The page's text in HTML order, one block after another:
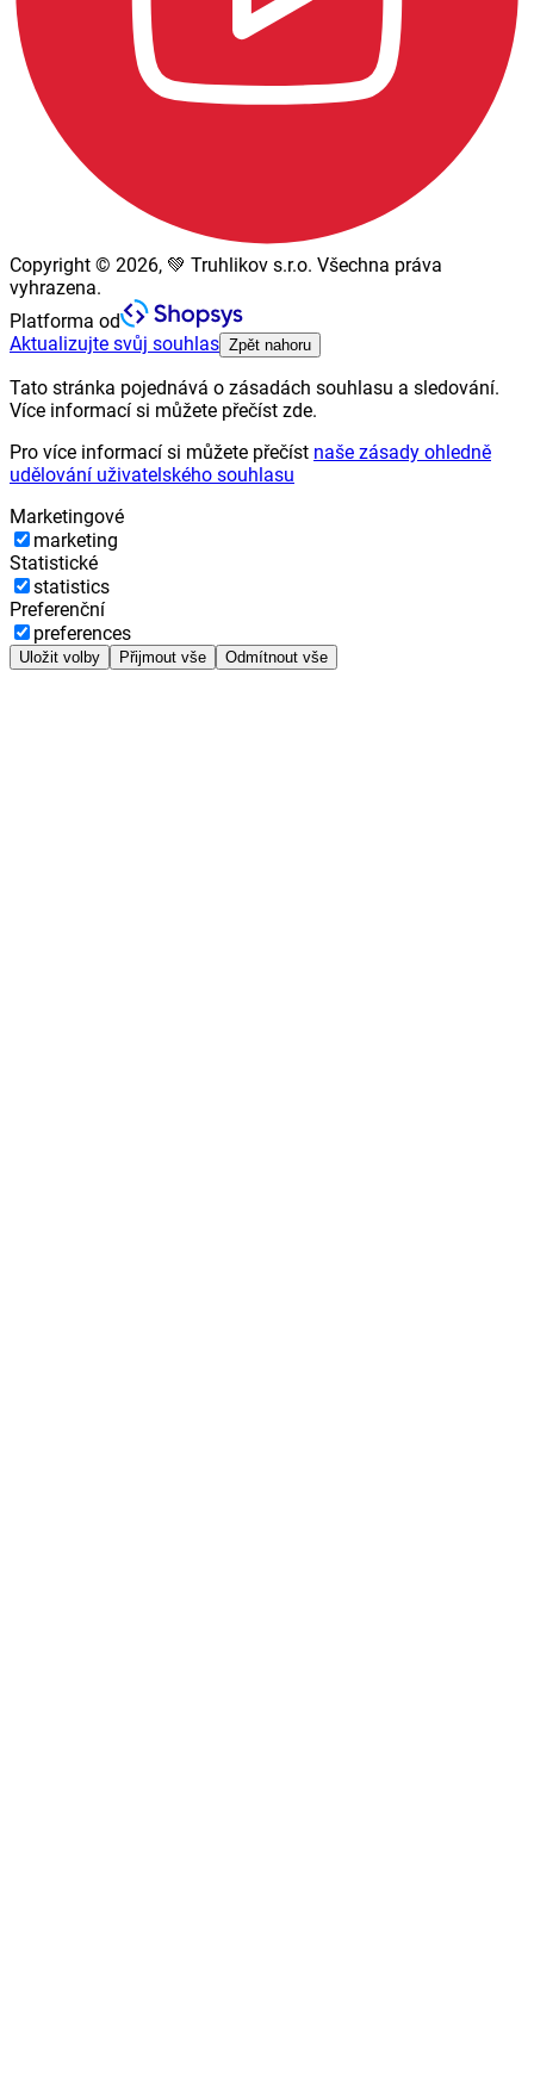
Copyright © 2026, 💚 Truhlikov s.r.o. Všechna práva
vyhrazena.
Platforma od
Aktualizujte svůj souhlas Zpět nahoru
Tato stránka pojednává o zásadách souhlasu a sledování.
Více informací si můžete přečíst zde.
Pro více informací si můžete přečíst naše zásady ohledně
udělování uživatelského souhlasu
Marketingové
marketing
Statistické
statistics
Preferenční
preferences
Uložit volby Přijmout vše Odmítnout vše